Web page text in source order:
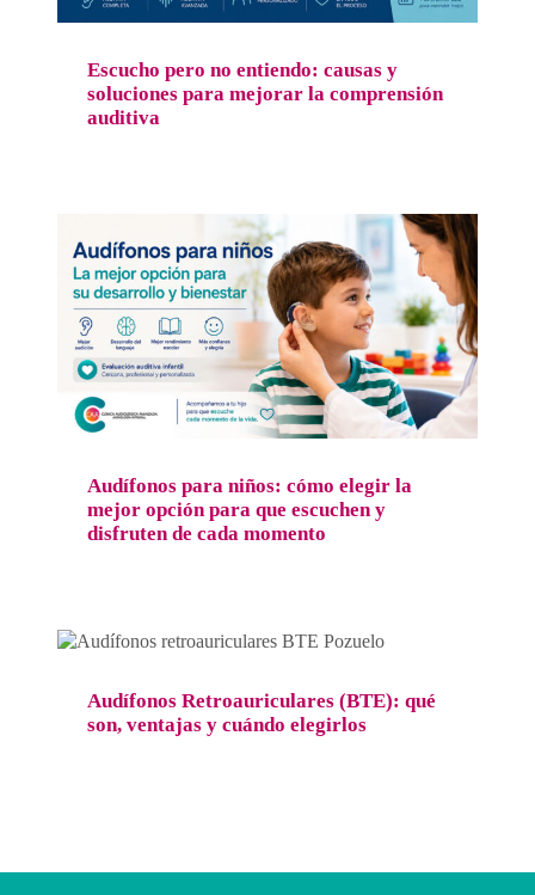
Escucho pero no entiendo: causas y
soluciones para mejorar la comprensión
auditiva
Audífonos para niños: cómo elegir la mejor
opción para que escuchen y disfruten de
cada momento
Salud auditiva
Audífonos para niños: cómo elegir la
mejor opción para que escuchen y
disfruten de cada momento
son, ventajas y cuándo elegirlos
Audífonos Retroauriculares (BTE): qué
son, ventajas y cuándo elegirlos